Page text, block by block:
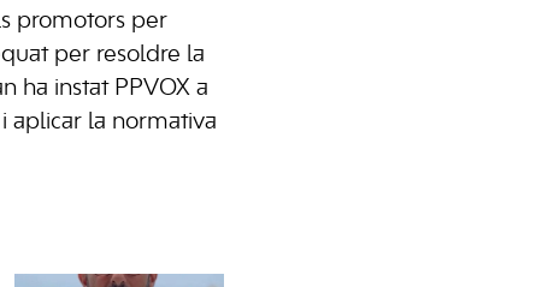
promotors per
per resoldre la
ha instat PPVOX a
aplicar la normativa